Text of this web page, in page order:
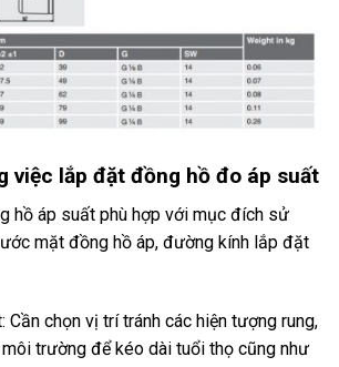
việc lắp đặt đồng hồ đo áp suất
hồ áp suất phù hợp với mục đích sử
mặt đồng hồ áp, đường kính lắp đặt
Cần chọn vị trí tránh các hiện tượng rung,
trường để kéo dài tuổi thọ cũng như